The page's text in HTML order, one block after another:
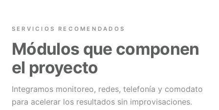
SERVICIOS RECOMENDADOS
Módulos que componen
el proyecto
Integramos monitoreo, redes, telefonía y comodato
para acelerar los resultados sin improvisaciones.